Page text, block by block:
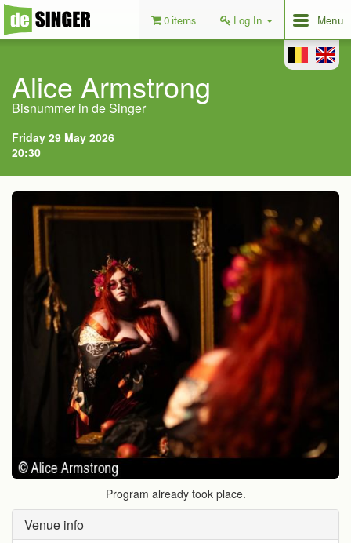
0 items Log In Menu
Alice Armstrong
Bisnummer in de Singer
Friday 29 May 2026
20:30
Program already took place.
Venue info